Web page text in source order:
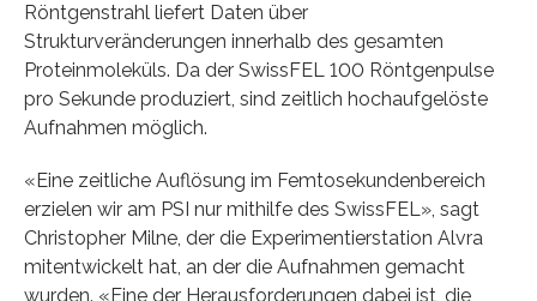
Röntgenstrahl liefert Daten über
Strukturveränderungen innerhalb des gesamten
Proteinmoleküls. Da der SwissFEL 100 Röntgenpulse
pro Sekunde produziert, sind zeitlich hochaufgelöste
Aufnahmen möglich.
«Eine zeitliche Auflösung im Femtosekundenbereich
erzielen wir am PSI nur mithilfe des SwissFEL», sagt
Christopher Milne, der die Experimentierstation Alvra
mitentwickelt hat, an der die Aufnahmen gemacht
wurden. «Eine der Herausforderungen dabei ist, die